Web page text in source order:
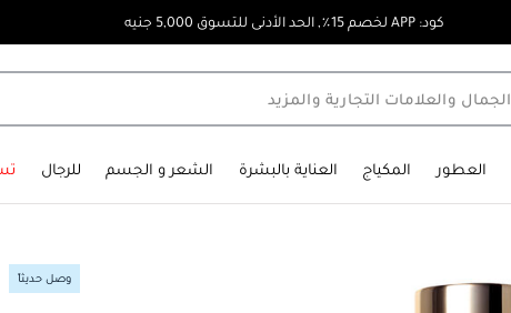
كود: APP لخصم 15٪, الحد الأدنى للتسوق 5,000 جنيه
العطور المكياج العناية بالبشرة الشعر و الجسم للرجال
وصل حديثاً